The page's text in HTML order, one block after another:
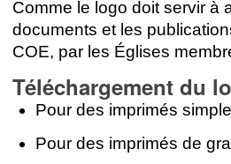
Comme le logo doit servir à
documents et les
COE, par les Églises
Téléchargement du
Pour des imprimés
Pour des imprimés de